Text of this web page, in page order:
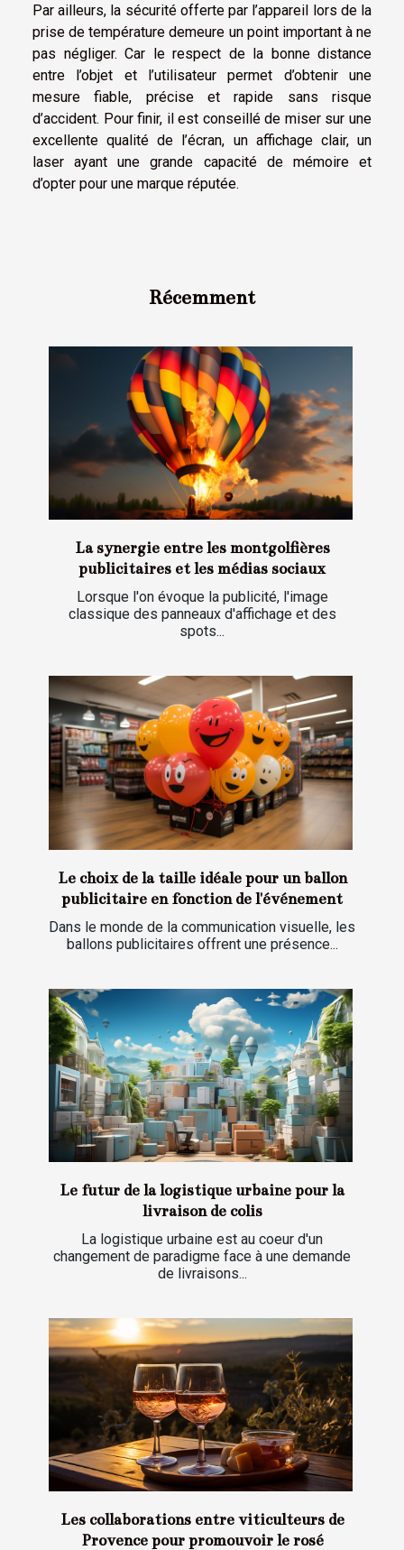
Par ailleurs, la sécurité offerte par l’appareil lors de la
prise de température demeure un point important à ne
pas négliger. Car le respect de la bonne distance
entre l’objet et l’utilisateur permet d’obtenir une
mesure fiable, précise et rapide sans risque
d’accident. Pour finir, il est conseillé de miser sur une
excellente qualité de l’écran, un affichage clair, un
laser ayant une grande capacité de mémoire et
d’opter pour une marque réputée.
Récemment
La synergie entre les montgolfières
publicitaires et les médias sociaux
Lorsque l'on évoque la publicité, l'image
classique des panneaux d'affichage et des
spots...
Le choix de la taille idéale pour un ballon
publicitaire en fonction de l'événement
Dans le monde de la communication visuelle, les
ballons publicitaires offrent une présence...
Le futur de la logistique urbaine pour la
livraison de colis
La logistique urbaine est au coeur d'un
changement de paradigme face à une demande
de livraisons...
Les collaborations entre viticulteurs de
Provence pour promouvoir le rosé